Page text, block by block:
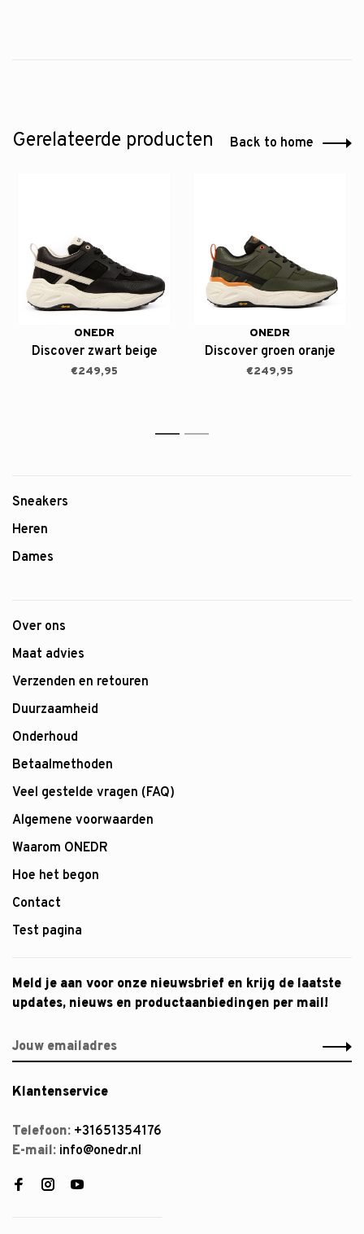
Gerelateerde producten Back to home
ONEDR
Discover zwart beige
€249,95
ONEDR
Discover groen oranje
€249,95
1 2
Sneakers
Heren
Dames
Over ons
Maat advies
Verzenden en retouren
Duurzaamheid
Onderhoud
Betaalmethoden
Veel gestelde vragen (FAQ)
Algemene voorwaarden
Waarom ONEDR
Hoe het begon
Contact
Test pagina
Meld je aan voor onze nieuwsbrief en krijg de laatste
updates, nieuws en productaanbiedingen per mail!
Klantenservice
Telefoon: +31651354176
E-mail: info@onedr.nl